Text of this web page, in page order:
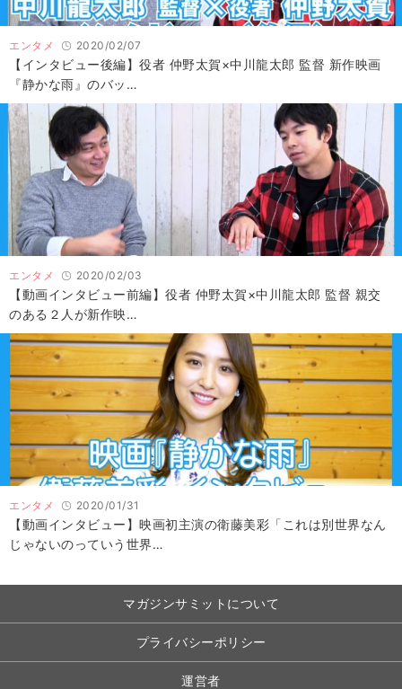
エンタメ 2020/02/07
【インタビュー後編】役者 仲野太賀×中川龍太郎 監督 新作映画
『静かな雨』のバッ…
エンタメ 2020/02/03
【動画インタビュー前編】役者 仲野太賀×中川龍太郎 監督 親交
のある２人が新作映…
エンタメ 2020/01/31
【動画インタビュー】映画初主演の衛藤美彩「これは別世界なん
じゃないのっていう世界…
マガジンサミットについて
プライバシーポリシー
運営者